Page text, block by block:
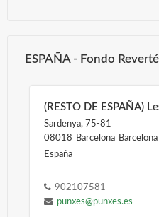
ESPAÑA - Fondo
(RESTO DE ESPAÑA)
Sardenya, 75-81
08018
Barcelona Barcelona
España
902107581
punxes@punxes.es